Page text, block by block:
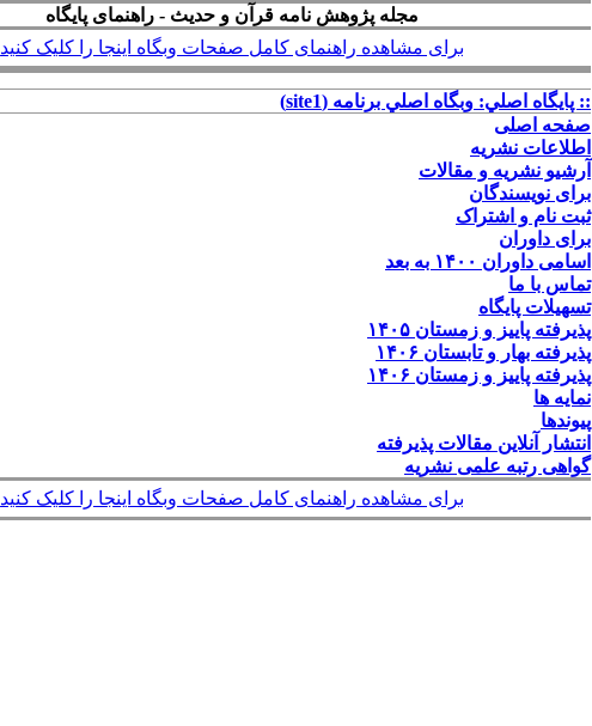
مجله پژوهش نامه قرآن و حدیث - راهنمای پایگاه
برای مشاهده راهنمای کامل صفحات وبگاه اینجا را کلیک کنید
:: پايگاه اصلي: وبگاه اصلي برنامه (site1)
صفحه اصلی
اطلاعات نشریه
آرشیو نشریه و مقالات
برای نویسندگان
ثبت نام و اشتراک
برای داوران
اسامی داوران ۱۴۰۰ به بعد
تماس با ما
تسهیلات پایگاه
پذیرفته پاییز و زمستان ۱۴۰۵
پذیرفته بهار و تابستان ۱۴۰۶
پذیرفته پاییز و زمستان ۱۴۰۶
نمایه ها
پیوندها
انتشار آنلاین مقالات پذیرفته
گواهی رتبه علمی نشریه
برای مشاهده راهنمای کامل صفحات وبگاه اینجا را کلیک کنید